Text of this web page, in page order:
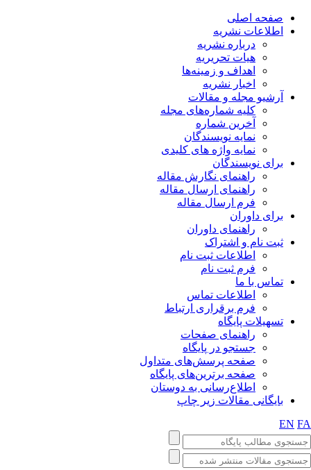
صفحه اصلی
اطلاعات نشریه
درباره نشریه
هیات تحریریه
اهداف و زمینه‌ها
اخبار نشریه
آرشیو مجله و مقالات
کلیه شماره‌های مجله
آخرین شماره
نمایه نویسندگان
نمایه واژه های کلیدی
برای نویسندگان
راهنمای نگارش مقاله
راهنمای ارسال مقاله
فرم ارسال مقاله
برای داوران
راهنمای داوران
ثبت نام و اشتراک
اطلاعات ثبت نام
فرم ثبت نام
تماس با ما
اطلاعات تماس
فرم برقراری ارتباط
تسهیلات پایگاه
راهنمای صفحات
جستجو در پایگاه
صفحه پرسش‌های متداول
صفحه برترین‌های پایگاه
اطلاع‌رسانی به دوستان
بایگانی مقالات زیر چاپ
EN